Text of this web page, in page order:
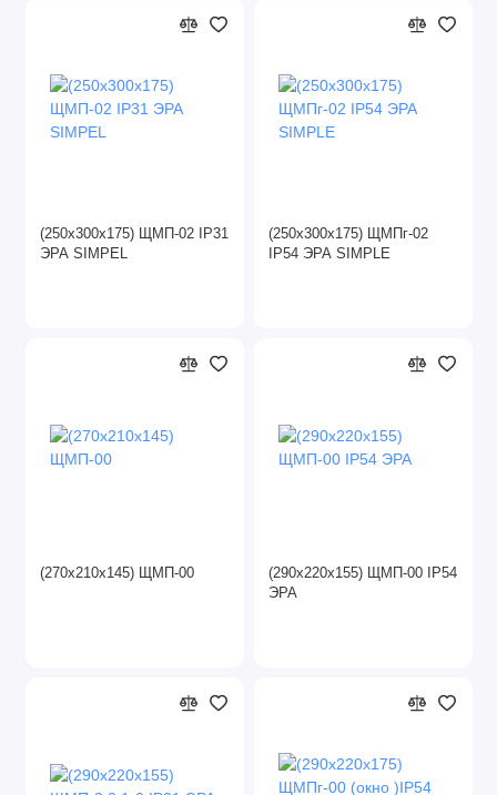
(250х300х175) ЩМП-02 IP31
ЭРА SIMPEL
(250х300х175) ЩМПг-02
IP54 ЭРА SIMPLE
(270х210х145) ЩМП-00
(290х220х155) ЩМП-00 IP54
ЭРА